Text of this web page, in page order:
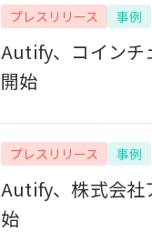
プレスリリース 事例
Autify、コインチ
開始
プレスリリース 事例
Autify、株式会社
始